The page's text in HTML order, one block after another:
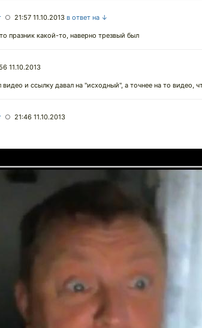
○ 21:57 11.10.2013 в ответ на ↓
празник какой-то, наверно трезвый был
11.10.2013
видео и ссылку давал на "исходный", а точнее на то видео,
○ 21:46 11.10.2013